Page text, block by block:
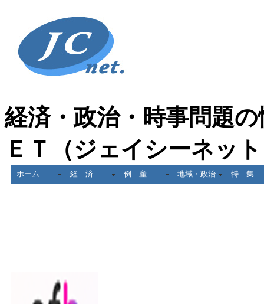
経済・政治・時事問題
ＥＴ（ジェイシーネッ
ホーム 経 済 倒 産 地域・政治 特 集